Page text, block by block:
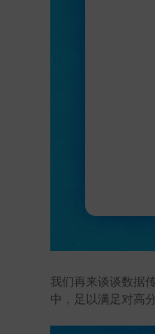
我们再来谈谈数据
中，足以满足对高